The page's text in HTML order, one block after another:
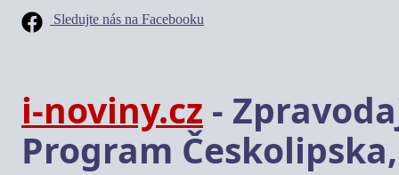
Sledujte nás na Facebooku
i-noviny.cz -
Program